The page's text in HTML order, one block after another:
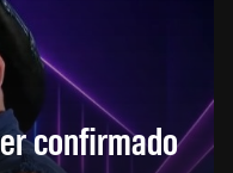
confirmado